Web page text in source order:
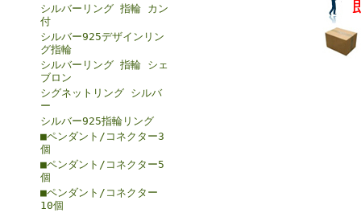
シルバーリング 指輪 カン
付
シルバー925デザインリン
グ指輪
シルバーリング 指輪 シェ
ブロン
シグネットリング シルバ
ー
シルバー925指輪リング
■ペンダント/コネクター3
個
■ペンダント/コネクター5
個
■ペンダント/コネクター
10個